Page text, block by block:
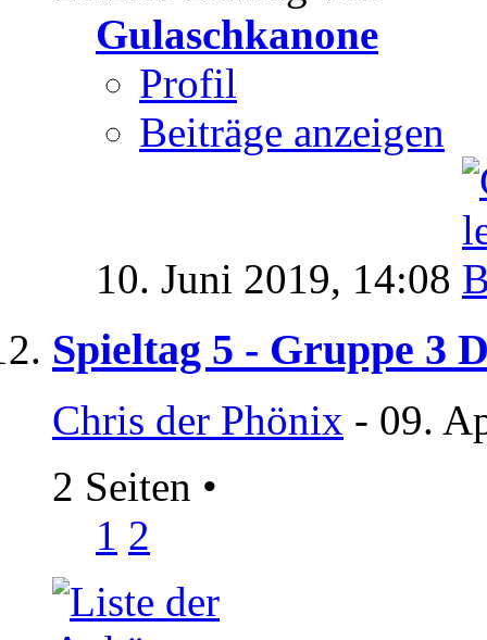
Gulaschkanone
Profil
Beiträge anzeigen
10. Juni 2019, 14:08
Spieltag 5 - Gruppe 3
Chris der Phönix - 09.
2 Seiten •
1 2